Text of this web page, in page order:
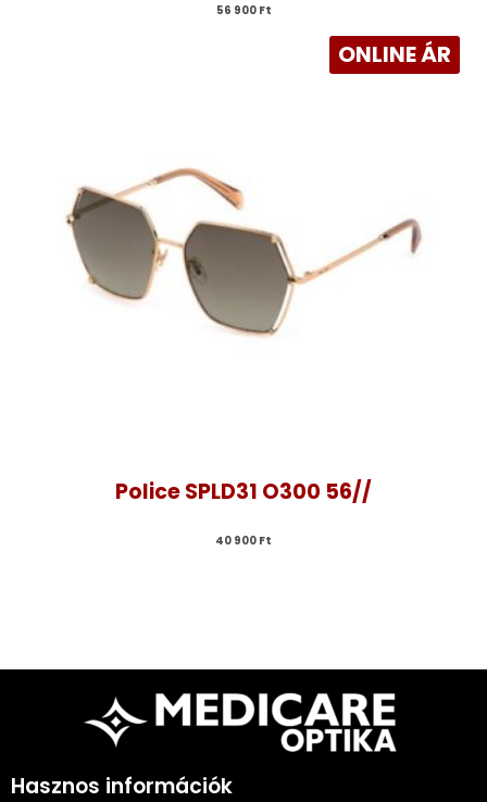
56 900 Ft
ONLINE ÁR
Police SPLD31 O300 56//
40 900 Ft
Hasznos információk